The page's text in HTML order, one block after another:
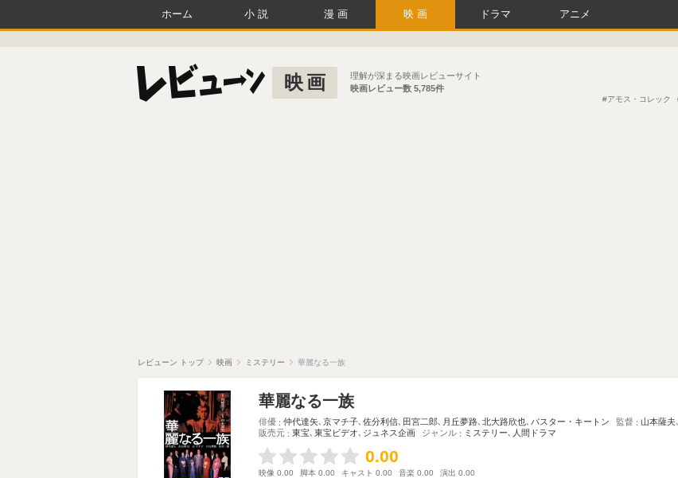
ホーム 小説 漫画 映画 ドラマ アニメ
映画
理解が深まる映画レビューサイト
映画レビュー数 5,785件
アモス・コレック
レビューン トップ 映画 ミステリー 華麗なる一族
華麗なる一族
俳優 仲代達矢､ 京マチ子､ 佐分利信､ 田宮二郎､ 月丘夢路､ 北大路欣也､ バスター・キートン 監督 山本薩夫､
販売元
東宝､ 東宝ビデオ､ ジュネス企画 ジャンル ミステリー､ 人間ドラマ
0.00
0.00
映像 0.00 脚本 0.00 キャスト 0.00 音楽 0.00 演出 0.00